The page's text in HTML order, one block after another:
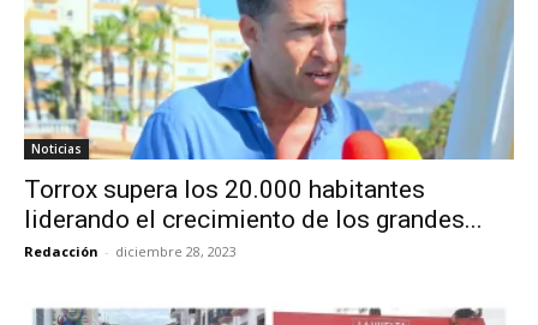
Noticias
Torrox supera los 20.000 habitantes
liderando el crecimiento de los grandes...
Redacción - diciembre 28, 2023